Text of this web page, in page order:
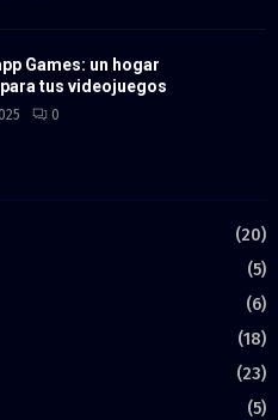
Games: un hogar
tus videojuegos
0
(20)
(5)
(6)
(18)
(23)
(5)